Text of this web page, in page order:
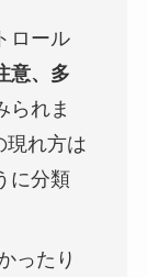
ロール
意、多
られま
現れ方は
に分類
ったり